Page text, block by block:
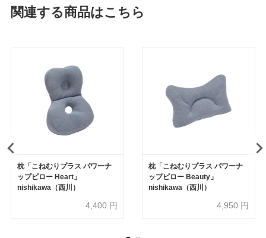
関連する商品はこちら
枕「こねむりプラス パワーナ
ップピロー Heart」
nishikawa（西川）
4,400 円
枕「こねむりプラス パワーナ
ップピロー Beauty」
nishikawa（西川）
4,950 円